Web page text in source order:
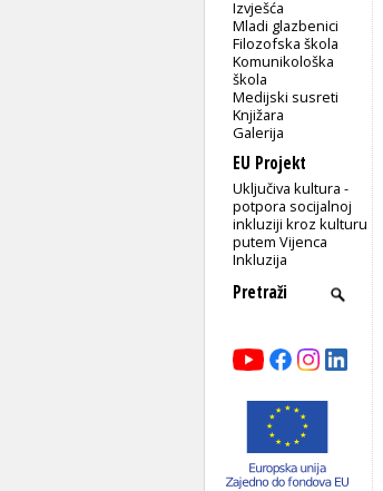
Izvješća
Mladi glazbenici
Filozofska škola
Komunikološka
škola
Medijski susreti
Knjižara
Galerija
EU Projekt
Uključiva kultura -
potpora socijalnoj
inkluziji kroz kulturu
putem Vijenca
Inkluzija